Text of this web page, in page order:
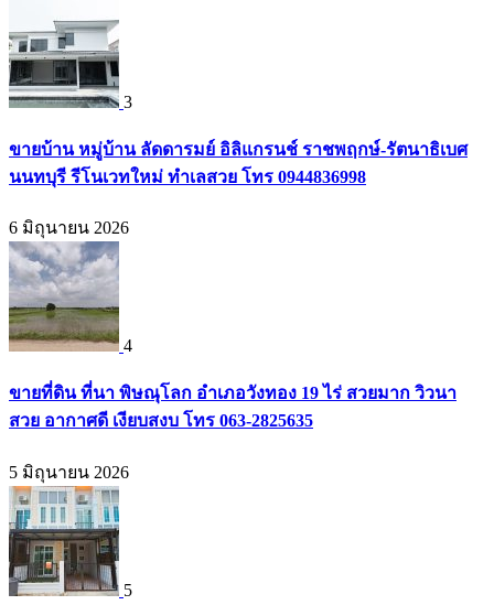
3
ขายบ้าน หมู่บ้าน ลัดดารมย์ อิลิแกรนช์ ราชพฤกษ์-รัตนาธิเบศ
นนทบุรี รีโนเวทใหม่ ทำเลสวย โทร 0944836998
6 มิถุนายน 2026
4
ขายที่ดิน ที่นา พิษณุโลก อำเภอวังทอง 19 ไร่ สวยมาก วิวนา
สวย อากาศดี เงียบสงบ โทร 063-2825635
5 มิถุนายน 2026
5